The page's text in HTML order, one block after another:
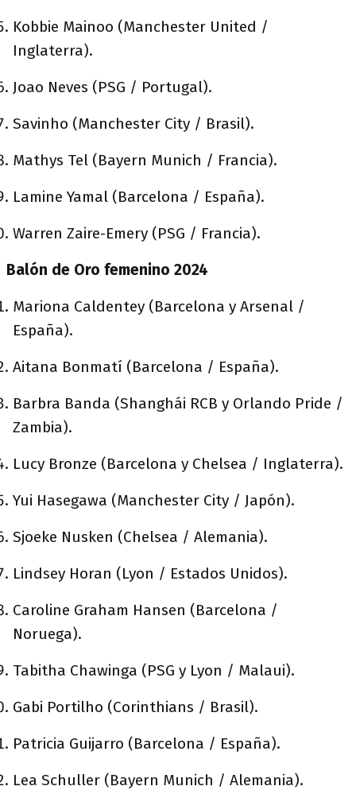
Kobbie Mainoo (Manchester United /
Inglaterra).
Joao Neves (PSG / Portugal).
Savinho (Manchester City / Brasil).
Mathys Tel (Bayern Munich / Francia).
Lamine Yamal (Barcelona / España).
Warren Zaire-Emery (PSG / Francia).
Balón de Oro femenino 2024
Mariona Caldentey (Barcelona y Arsenal /
España).
Aitana Bonmatí (Barcelona / España).
Barbra Banda (Shanghái RCB y Orlando Pride /
Zambia).
Lucy Bronze (Barcelona y Chelsea / Inglaterra).
Yui Hasegawa (Manchester City / Japón).
Sjoeke Nusken (Chelsea / Alemania).
Lindsey Horan (Lyon / Estados Unidos).
Caroline Graham Hansen (Barcelona /
Noruega).
Tabitha Chawinga (PSG y Lyon / Malaui).
Gabi Portilho (Corinthians / Brasil).
Patricia Guijarro (Barcelona / España).
Lea Schuller (Bayern Munich / Alemania).